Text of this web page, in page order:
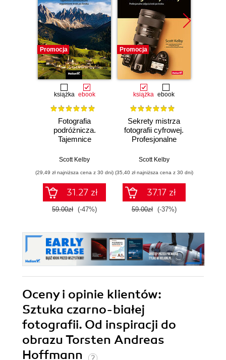
Promocja
książka ebook
Fotografia
podróżnicza.
Tajemnice
wyjaśnione krok po
Scott Kelby
(29,49 zł najniższa cena z 30 dni)
31.27 zł
59.00zł (-47%)
Promocja
książka ebook
Sekrety mistrza
fotografii cyfrowej.
Profesjonalne
kroku
Scott Kelby
(35,40 zł najniższa cena z 30 dni)
37.17 zł
59.00zł (-37%)
Oceny i opinie klientów:
Sztuka czarno-białej
fotografii. Od inspiracji do
obrazu Torsten Andreas
Hoffmann